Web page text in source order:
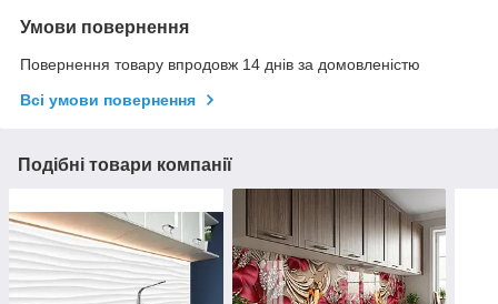
Умови повернення
Повернення товару впродовж 14 днів за домовленістю
Всі умови повернення
Подібні товари компанії